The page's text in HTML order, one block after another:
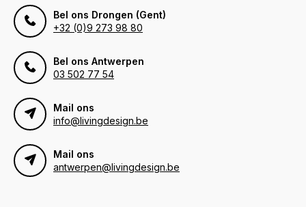
Bel ons Drongen (Gent)
+32 (0)9 273 98 80
Bel ons Antwerpen
03 502 77 54
Mail ons
info@livingdesign.be
Mail ons
antwerpen@livingdesign.be